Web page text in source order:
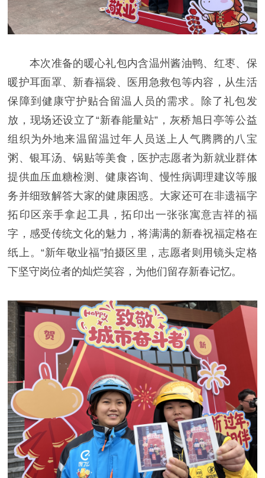
本次准备的暖心礼包内含温州酱油鸭、红枣、保
暖护耳面罩、新春福袋、医用急救包等内容，从生活
保障到健康守护贴合留温人员的需求。除了礼包发
放，现场还设立了“新春能量站”，灰桥旭日亭等公益
组织为外地来温留温过年人员送上人气腾腾的八宝
粥、银耳汤、锅贴等美食，医护志愿者为新就业群体
提供血压血糖检测、健康咨询、慢性病调理建议等服
务并细致解答大家的健康困惑。大家还可在非遗福字
拓印区亲手拿起工具，拓印出一张张寓意吉祥的福
字，感受传统文化的魅力，将满满的新春祝福定格在
纸上。“新年敬业福”拍摄区里，志愿者则用镜头定格
下坚守岗位者的灿烂笑容，为他们留存新春记忆。